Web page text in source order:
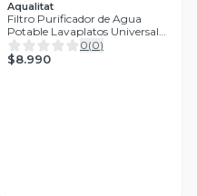
Aqualitat
Filtro Purificador de Agua
Potable Lavaplatos Universal
M5
0(0)
$8.990